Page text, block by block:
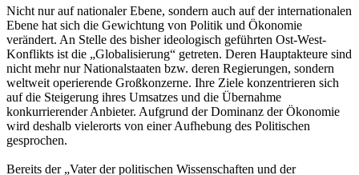
Nicht nur auf nationaler Ebene, sondern auch auf der internationalen
Ebene hat sich die Gewichtung von Politik und Ökonomie
verändert. An Stelle des bisher ideologisch geführten Ost-West-
Konflikts ist die „Globalisierung“ getreten. Deren Hauptakteure sind
nicht mehr nur Nationalstaaten bzw. deren Regierungen, sondern
weltweit operierende Großkonzerne. Ihre Ziele konzentrieren sich
auf die Steigerung ihres Umsatzes und die Übernahme
konkurrierender Anbieter. Aufgrund der Dominanz der Ökonomie
wird deshalb vielerorts von einer Aufhebung des Politischen
gesprochen.
Bereits der „Vater der politischen Wissenschaften und der